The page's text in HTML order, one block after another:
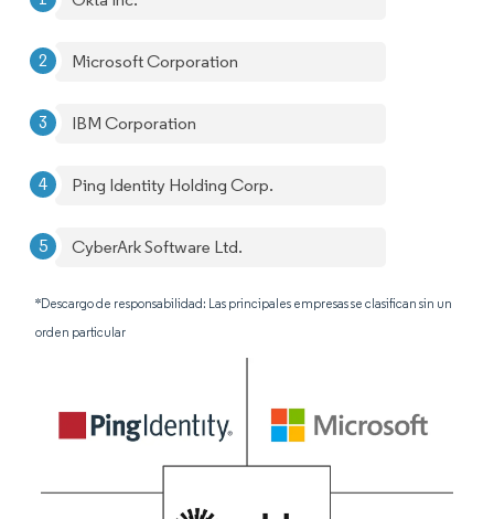
Microsoft Corporation
IBM Corporation
Ping Identity Holding Corp.
CyberArk Software Ltd.
*Descargo de responsabilidad: Las principales empresas se clasifican sin un
orden particular